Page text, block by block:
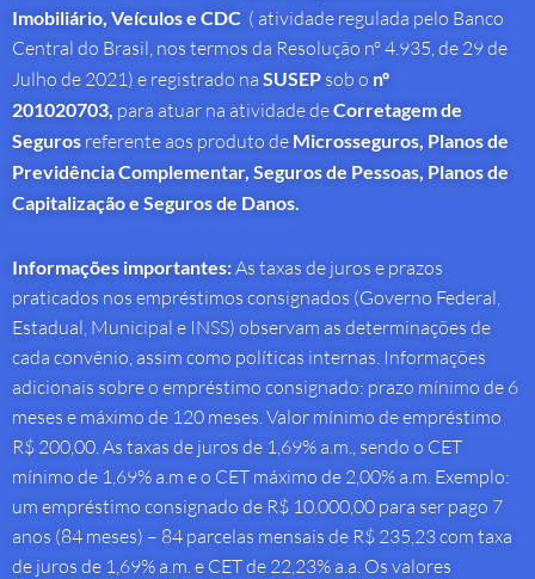
Imobiliário, Veículos e CDC ( atividade regulada pelo Banco
Central do Brasil, nos termos da Resolução nº 4.935, de 29 de
Julho de 2021) e registrado na SUSEP sob o nº
201020703, para atuar na atividade deCorretagem de
Seguros referente aos produto de Microsseguros, Planos de
Previdência Complementar, Seguros de Pessoas, Planos de
Capitalização e Seguros de Danos.
Informações importantes:As taxas de juros e prazos
praticados nos empréstimos consignados (Governo Federal,
Estadual, Municipal e INSS) observam as determinações de
cada convênio, assim como políticas internas. Informações
adicionais sobre o empréstimo consignado: prazo mínimo de 6
meses e máximo de 120 meses. Valor mínimo de empréstimo
R$ 200,00. As taxas de juros de 1,69% a.m., sendo o CET
mínimo de 1,69% a.m e o CET máximo de 2,00% a.m. Exemplo:
um empréstimo consignado de R$ 10.000,00 para ser pago 7
anos (84 meses) – 84 parcelas mensais de R$ 235,23 com taxa
de juros de 1,69% a.m. e CET de 22,23% a.a. Os valores